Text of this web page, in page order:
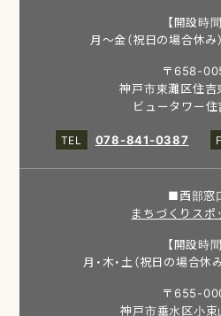
【開設時間
月～金（祝日の場合休み
〒658-
神戸市東灘区住
ビュータワー
078-841-0387
■西部窓
まちづくりスポ
【開設時間
月・木・土（祝日の場合休
〒655-
神戸市垂水区小